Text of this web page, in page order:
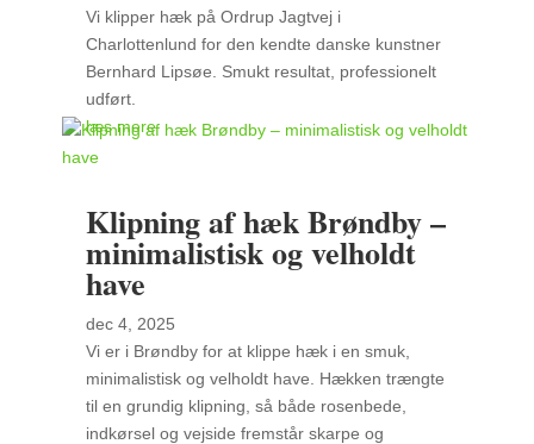
Vi klipper hæk på Ordrup Jagtvej i
Charlottenlund for den kendte danske kunstner
Bernhard Lipsøe. Smukt resultat, professionelt
udført.
læs mere
Klipning af hæk Brøndby –
minimalistisk og velholdt
have
dec 4, 2025
Vi er i Brøndby for at klippe hæk i en smuk,
minimalistisk og velholdt have. Hækken trængte
til en grundig klipning, så både rosenbede,
indkørsel og vejside fremstår skarpe og